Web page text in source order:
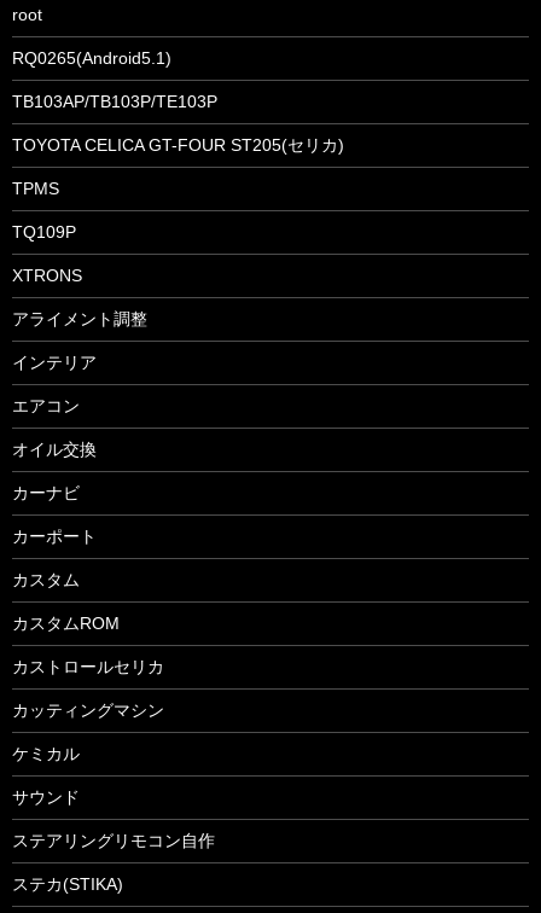
root
RQ0265(Android5.1)
TB103AP/TB103P/TE103P
TOYOTA CELICA GT-FOUR ST205(セリカ)
TPMS
TQ109P
XTRONS
アライメント調整
インテリア
エアコン
オイル交換
カーナビ
カーポート
カスタム
カスタムROM
カストロールセリカ
カッティングマシン
ケミカル
サウンド
ステアリングリモコン自作
ステカ(STIKA)